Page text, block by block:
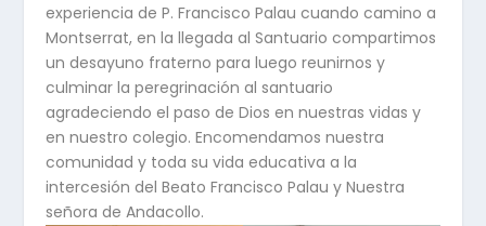
experiencia de P. Francisco Palau cuando camino a
Montserrat, en la llegada al Santuario compartimos
un desayuno fraterno para luego reunirnos y
culminar la peregrinación al santuario
agradeciendo el paso de Dios en nuestras vidas y
en nuestro colegio. Encomendamos nuestra
comunidad y toda su vida educativa a la
intercesión del Beato Francisco Palau y Nuestra
señora de Andacollo.